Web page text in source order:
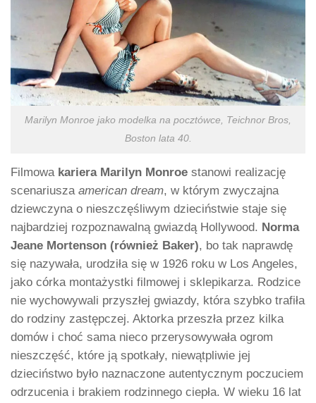
Marilyn Monroe jako modelka na pocztówce, Teichnor Bros,
Boston lata 40.
Filmowa kariera Marilyn Monroe stanowi realizację
scenariusza american dream, w którym zwyczajna
dziewczyna o nieszczęśliwym dzieciństwie staje się
najbardziej rozpoznawalną gwiazdą Hollywood. Norma
Jeane Mortenson (również Baker), bo tak naprawdę
się nazywała, urodziła się w 1926 roku w Los Angeles,
jako córka montażystki filmowej i sklepikarza. Rodzice
nie wychowywali przyszłej gwiazdy, która szybko trafiła
do rodziny zastępczej. Aktorka przeszła przez kilka
domów i choć sama nieco przerysowywała ogrom
nieszczęść, które ją spotkały, niewątpliwie jej
dzieciństwo było naznaczone autentycznym poczuciem
odrzucenia i brakiem rodzinnego ciepła. W wieku 16 lat